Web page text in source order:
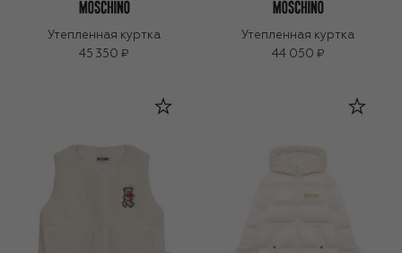
Утепленная куртка
45 350 ₽
Утепленная куртка
44 050 ₽